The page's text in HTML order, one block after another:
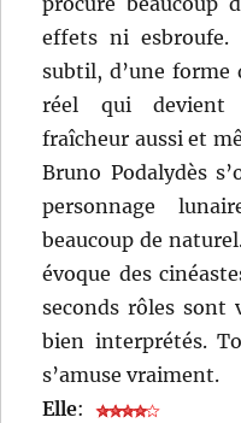
effets ni
subtil, d’une forme
réel qui devient
fraîcheur aussi et
Bruno Podalydès
personnage
beaucoup de
évoque des
seconds rôles sont
bien interprétés.
s’amuse vraiment.
Elle: